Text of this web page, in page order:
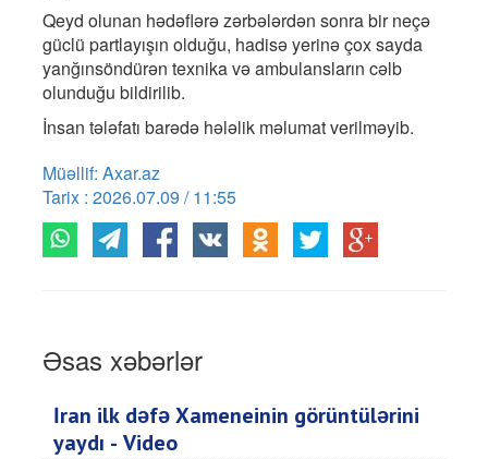
Qeyd olunan hədəflərə zərbələrdən sonra bir neçə
güclü partlayışın olduğu, hadisə yerinə çox sayda
yanğınsöndürən texnika və ambulansların cəlb
olunduğu bildirilib.
İnsan tələfatı barədə hələlik məlumat verilməyib.
Müəllif: Axar.az
Tarix : 2026.07.09 / 11:55
Əsas xəbərlər
İran ilk dəfə Xameneinin görüntülərini
yaydı - Video